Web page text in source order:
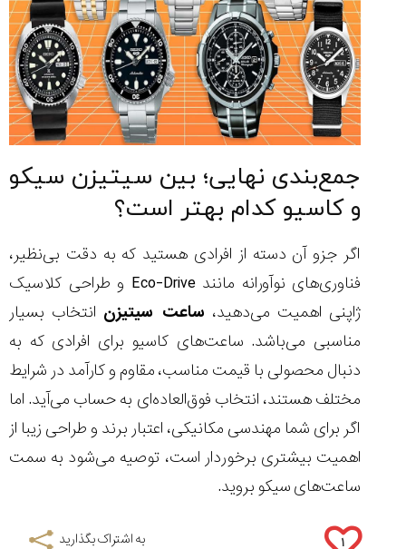
جمع‌بندی نهایی؛ بین سیتیزن سیکو
و کاسیو کدام بهتر است؟
اگر جزو آن دسته از افرادی هستید که به دقت بی‌نظیر،
فناوری‌های نوآورانه مانند Eco-Drive و طراحی کلاسیک
ژاپنی اهمیت می‌دهید، ساعت سیتیزن انتخاب بسیار
مناسبی می‌باشد. ساعت‌های کاسیو برای افرادی که به
دنبال محصولی با قیمت مناسب، مقاوم و کارآمد در شرایط
مختلف هستند، انتخاب فوق‌العاده‌ای به حساب می‌آید. اما
اگر برای شما مهندسی مکانیکی، اعتبار برند و طراحی زیبا از
اهمیت بیشتری برخوردار است، توصیه می‌شود به سمت
ساعت‌های سیکو بروید.
۱ به اشتراک بگذارید